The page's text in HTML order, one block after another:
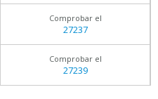
Comprobar el
27237
Comprobar el
27239